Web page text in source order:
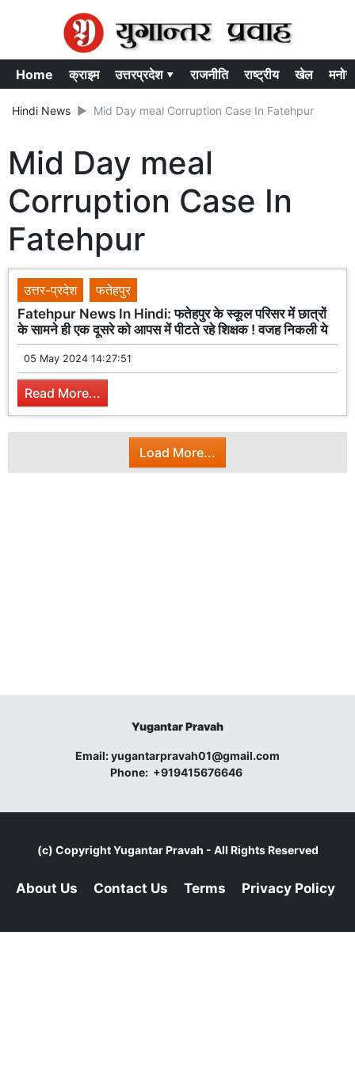
Home क्राइम उत्तरप्रदेश ▾ राजनीति राष्ट्रीय खेल
Hindi News Mid Day meal Corruption Case In Fatehpur
Mid Day meal
Corruption Case In
Fatehpur
उत्तर-प्रदेश
फतेहपुर
Fatehpur News In Hindi: फतेहपुर के स्कूल परिसर में छात्रों
के सामने ही एक दूसरे को आपस में पीटते रहे शिक्षक ! वजह निकली ये
05 May 2024 14:27:51
Read More...
Load More...
Yugantar Pravah
Email:yugantarpravah01@gmail.com
Phone: +919415676646
(c) CopyrightYugantar Pravah - All Rights Reserved
About Us Contact Us Terms Privacy Policy